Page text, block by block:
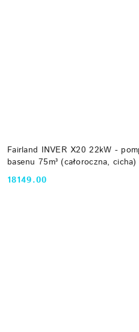
Fairland INVER X20 22kW -
basenu 75m³ (całoroczna, cicha)
Cena:
18149.00